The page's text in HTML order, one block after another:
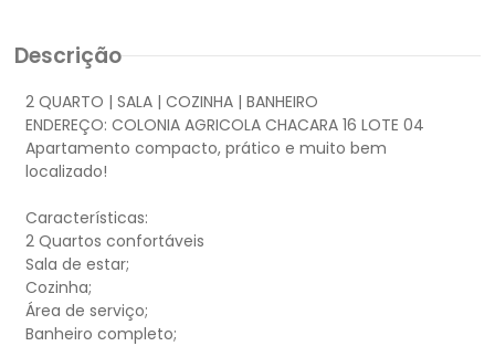
Descrição
2 QUARTO | SALA | COZINHA | BANHEIRO
ENDEREÇO: COLONIA AGRICOLA CHACARA 16 LOTE 04
Apartamento compacto, prático e muito bem
localizado!
Características:
2 Quartos confortáveis
Sala de estar;
Cozinha;
Área de serviço;
Banheiro completo;